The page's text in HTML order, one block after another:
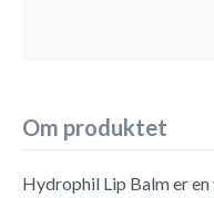
Om produktet
Hydrophil Lip Balm er